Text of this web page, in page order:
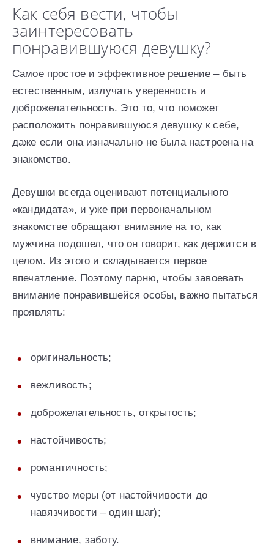
Как себя вести, чтобы
заинтересовать
понравившуюся девушку?
Самое простое и эффективное решение – быть
естественным, излучать уверенность и
доброжелательность. Это то, что поможет
расположить понравившуюся девушку к себе,
даже если она изначально не была настроена на
знакомство.
Девушки всегда оценивают потенциального
«кандидата», и уже при первоначальном
знакомстве обращают внимание на то, как
мужчина подошел, что он говорит, как держится в
целом. Из этого и складывается первое
впечатление. Поэтому парню, чтобы завоевать
внимание понравившейся особы, важно пытаться
проявлять:
оригинальность;
вежливость;
доброжелательность, открытость;
настойчивость;
романтичность;
чувство меры (от настойчивости до
навязчивости – один шаг);
внимание, заботу.